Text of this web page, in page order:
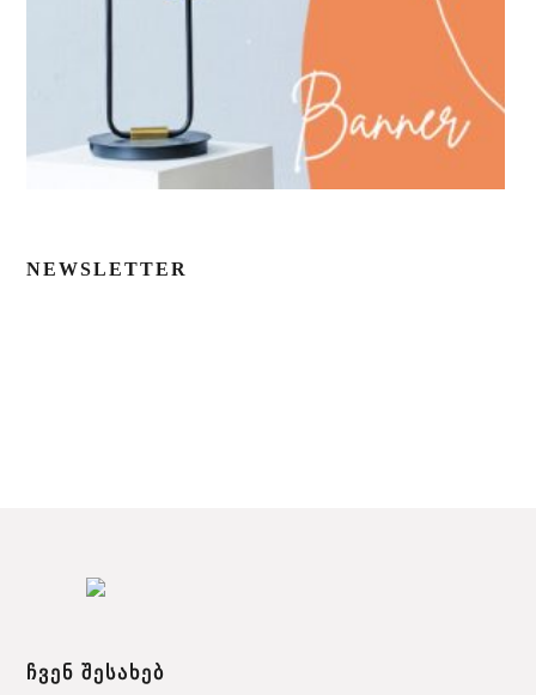
NEWSLETTER
ᲩᲕᲔᲜ ᲨᲔᲡᲐᲮᲔᲑ